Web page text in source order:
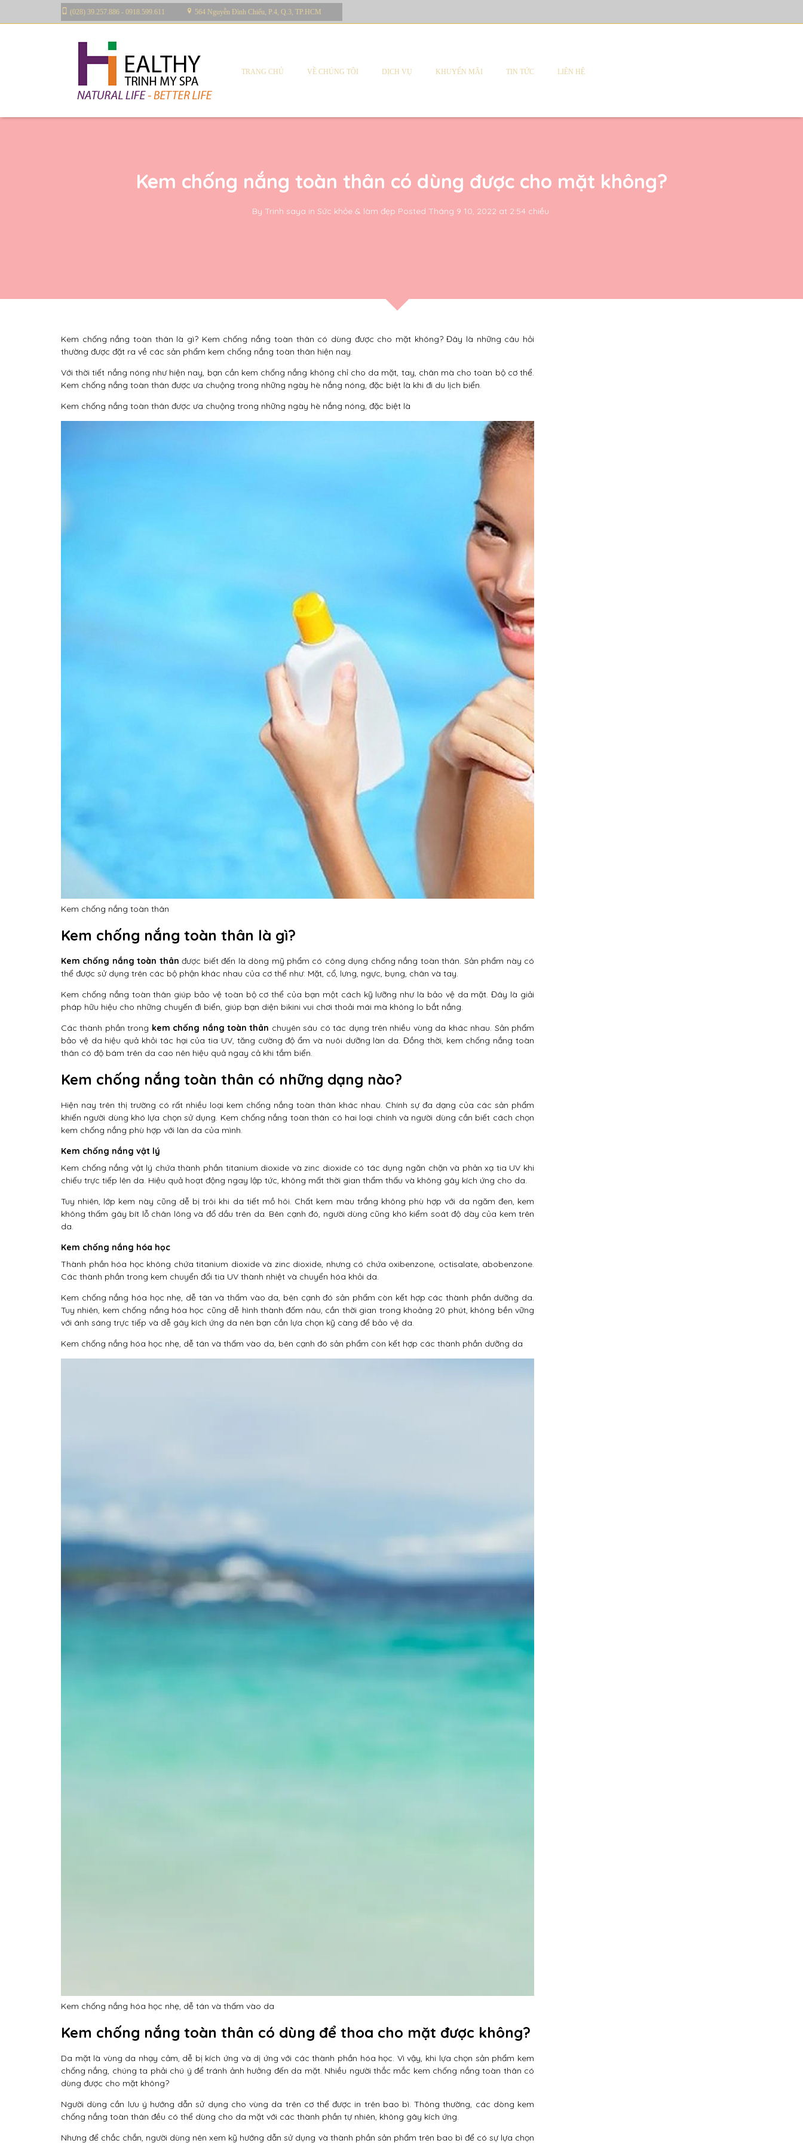
(028) 39.257.886 - 0918.599.611 564 Nguyễn Đình Chiểu, P.4, Q.3, TP.HCM
TRANG CHỦ VỀ CHÚNG TÔI DỊCH VỤ KHUYẾN MÃI TIN TỨC LIÊN HỆ
Kem chống nắng toàn thân có dùng được cho mặt không?
By Trinh saya in Sức khỏe & làm đẹp Posted Tháng 9 10, 2022 at 2:54 chiều
Kem chống nắng toàn thân là gì? Kem chống nắng toàn thân có dùng được cho mặt không? Đây là những câu hỏi
thường được đặt ra về các sản phẩm kem chống nắng toàn thân hiện nay.
Với thời tiết nắng nóng như hiện nay, bạn cần kem chống nắng không chỉ cho da mặt, tay, chân mà cho toàn bộ cơ thể.
Kem chống nắng toàn thân được ưa chuộng trong những ngày hè nắng nóng, đặc biệt là khi đi du lịch biển.
Kem chống nắng toàn thân được ưa chuộng trong những ngày hè nắng nóng, đặc biệt là
Kem chống nắng toàn thân
Kem chống nắng toàn thân là gì?
Kem chống nắng toàn thân được biết đến là dòng mỹ phẩm có công dụng chống nắng toàn thân. Sản phẩm này có
thể được sử dụng trên các bộ phận khác nhau của cơ thể như: Mặt, cổ, lưng, ngực, bụng, chân và tay.
Kem chống nắng toàn thân giúp bảo vệ toàn bộ cơ thể của bạn một cách kỹ lưỡng như là bảo vệ da mặt. Đây là giải
pháp hữu hiệu cho những chuyến đi biển, giúp bạn diện bikini vui chơi thoải mái mà không lo bắt nắng.
Các thành phần trong kem chống nắng toàn thân chuyên sâu có tác dụng trên nhiều vùng da khác nhau. Sản phẩm
bảo vệ da hiệu quả khỏi tác hại của tia UV, tăng cường độ ẩm và nuôi dưỡng làn da. Đồng thời, kem chống nắng toàn
thân có độ bám trên da cao nên hiệu quả ngay cả khi tắm biển.
Kem chống nắng toàn thân có những dạng nào?
Hiện nay trên thị trường có rất nhiều loại kem chống nắng toàn thân khác nhau. Chính sự đa dạng của các sản phẩm
khiến người dùng khó lựa chọn sử dụng. Kem chống nắng toàn thân có hai loại chính và người dùng cần biết cách chọn
kem chống nắng phù hợp với làn da của mình.
Kem chống nắng vật lý
Kem chống nắng vật lý chứa thành phần titanium dioxide và zinc dioxide có tác dụng ngăn chặn và phản xạ tia UV khi
chiếu trực tiếp lên da. Hiệu quả hoạt động ngay lập tức, không mất thời gian thẩm thấu và không gây kích ứng cho da.
Tuy nhiên, lớp kem này cũng dễ bị trôi khi da tiết mồ hôi. Chất kem màu trắng không phù hợp với da ngăm đen, kem
không thấm gây bít lỗ chân lông và đổ dầu trên da. Bên cạnh đó, người dùng cũng khó kiểm soát độ dày của kem trên
da.
Kem chống nắng hóa học
Thành phần hóa học không chứa titanium dioxide và zinc dioxide, nhưng có chứa oxibenzone, octisalate, abobenzone.
Các thành phần trong kem chuyển đổi tia UV thành nhiệt và chuyển hóa khỏi da.
Kem chống nắng hóa học nhẹ, dễ tán và thấm vào da, bên cạnh đó sản phẩm còn kết hợp các thành phần dưỡng da.
Tuy nhiên, kem chống nắng hóa học cũng dễ hình thành đốm nâu, cần thời gian trong khoảng 20 phút, không bền vững
với ánh sáng trực tiếp và dễ gây kích ứng da nên bạn cần lựa chọn kỹ càng để bảo vệ da.
Kem chống nắng hóa học nhẹ, dễ tán và thấm vào da, bên cạnh đó sản phẩm còn kết hợp các thành phần dưỡng da
Kem chống nắng hóa học nhẹ, dễ tán và thấm vào da
Kem chống nắng toàn thân có dùng để thoa cho mặt được không?
Da mặt là vùng da nhạy cảm, dễ bị kích ứng và dị ứng với các thành phần hóa học. Vì vậy, khi lựa chọn sản phẩm kem
chống nắng, chúng ta phải chú ý để tránh ảnh hưởng đến da mặt. Nhiều người thắc mắc kem chống nắng toàn thân có
dùng được cho mặt không?
Người dùng cần lưu ý hướng dẫn sử dụng cho vùng da trên cơ thể được in trên bao bì. Thông thường, các dòng kem
chống nắng toàn thân đều có thể dùng cho da mặt với các thành phần tự nhiên, không gây kích ứng.
Nhưng để chắc chắn, người dùng nên xem kỹ hướng dẫn sử dụng và thành phần sản phẩm trên bao bì để có sự lựa chọn